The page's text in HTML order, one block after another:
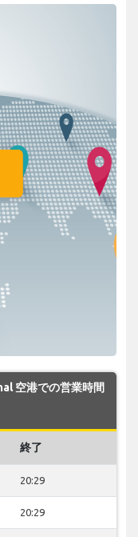
空港での営業時間
終了
20:29
20:29